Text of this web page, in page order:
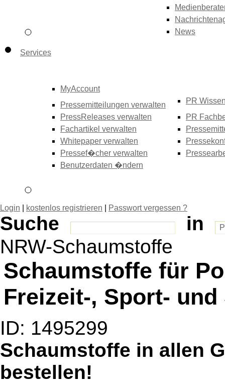
News
Services
MyAccount
Pressemitteilungen verwalten
PressReleases verwalten
Fachartikel verwalten
Whitepaper verwalten
Pressef�cher verwalten
Benutzerdaten �ndern
PR
PR
Login kostenlos registrieren Passwort vergessen ?
Suche
in
NRW-Schaumstoffe
Schaumstoffe für
Freizeit-, Sport-
ID: 1495299
Schaumstoffe in allen
bestellen!